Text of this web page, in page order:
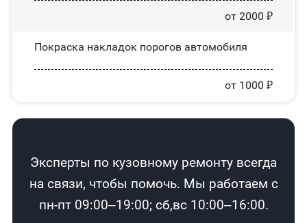
от 2000 ₽
Покраска накладок порогов автомобиля
от 1000 ₽
Эксперты по кузовному ремонту всегда
на связи, чтобы помочь. Мы работаем с
пн-пт 09:00–19:00; сб,вс 10:00–16:00.